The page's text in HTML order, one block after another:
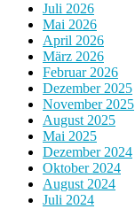
Juli 2026
Mai 2026
April 2026
März 2026
Februar 2026
Dezember 2025
November 2025
August 2025
Mai 2025
Dezember 2024
Oktober 2024
August 2024
Juli 2024